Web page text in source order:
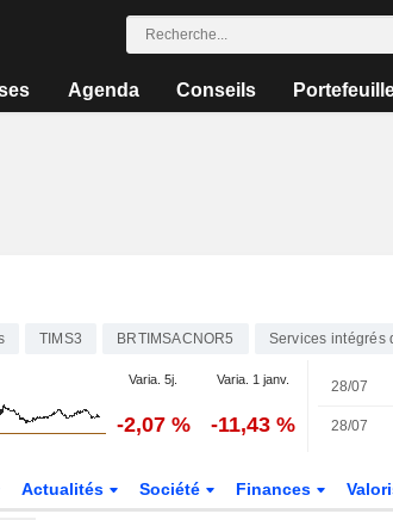
Agenda Conseils
TIMS3 BRTIMSACNOR5 Services intégrés
Varia. 5j. Varia. 1 janv.
-2,07 % -11,43 %
28/07
28/07
Actualités Société Finances